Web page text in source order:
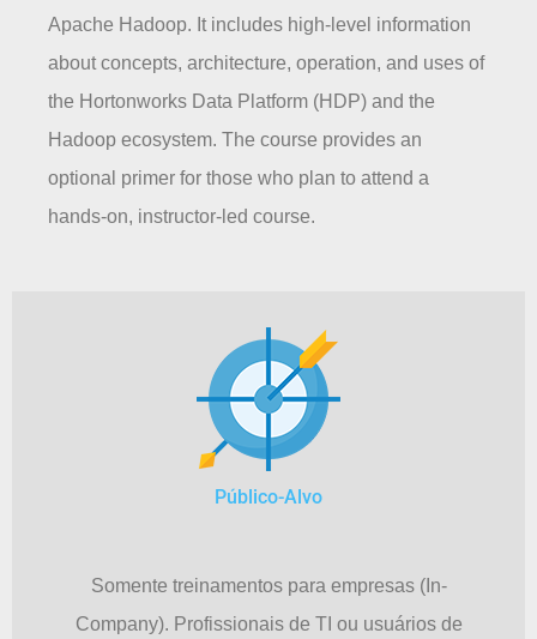
Apache Hadoop. It includes high-level information
about concepts, architecture, operation, and uses of
the Hortonworks Data Platform (HDP) and the
Hadoop ecosystem. The course provides an
optional primer for those who plan to attend a
hands-on, instructor-led course.
Público-Alvo
Somente treinamentos para empresas (In-
Company). Profissionais de TI ou usuários de